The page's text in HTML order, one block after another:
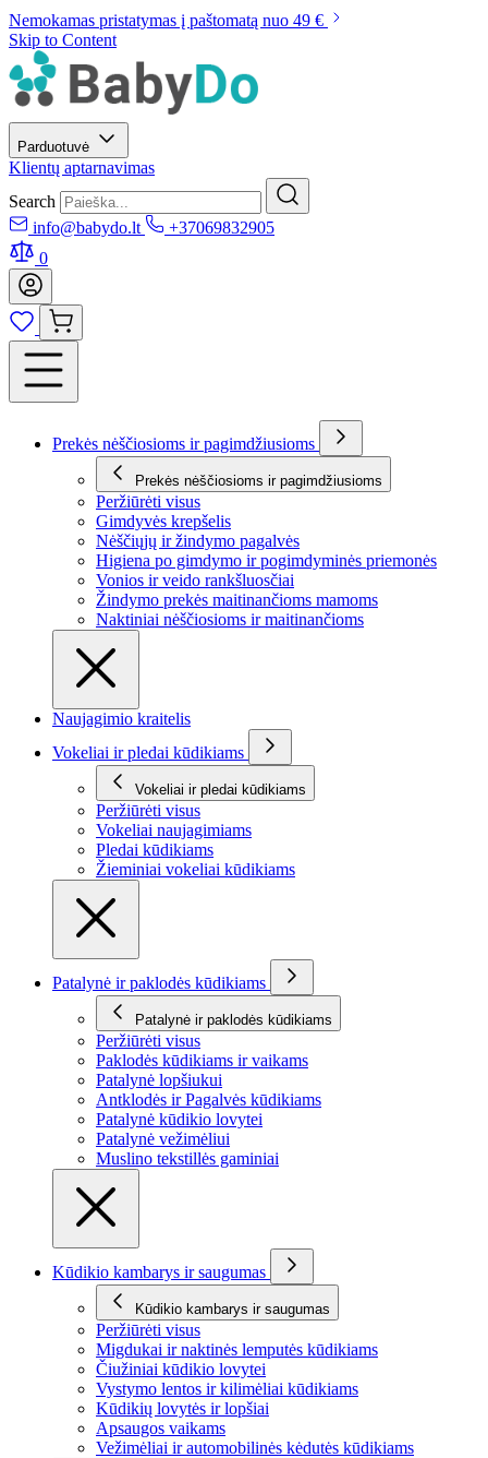
Nemokamas pristatymas į paštomatą nuo 49 €
Skip to Content
Parduotuvė
Klientų aptarnavimas
Search
info@babydo.lt
+37069832905
0
Prekės nėščiosioms ir pagimdžiusioms
Prekės nėščiosioms ir pagimdžiusioms
Peržiūrėti visus
Gimdyvės krepšelis
Nėščiųjų ir žindymo pagalvės
Higiena po gimdymo ir pogimdyminės priemonės
Vonios ir veido rankšluosčiai
Žindymo prekės maitinančioms mamoms
Naktiniai nėščiosioms ir maitinančioms
Naujagimio kraitelis
Vokeliai ir pledai kūdikiams
Vokeliai ir pledai kūdikiams
Peržiūrėti visus
Vokeliai naujagimiams
Pledai kūdikiams
Žieminiai vokeliai kūdikiams
Patalynė ir paklodės kūdikiams
Patalynė ir paklodės kūdikiams
Peržiūrėti visus
Paklodės kūdikiams ir vaikams
Patalynė lopšiukui
Antklodės ir Pagalvės kūdikiams
Patalynė kūdikio lovytei
Patalynė vežimėliui
Muslino tekstillės gaminiai
Kūdikio kambarys ir saugumas
Kūdikio kambarys ir saugumas
Peržiūrėti visus
Migdukai ir naktinės lemputės kūdikiams
Čiužiniai kūdikio lovytei
Vystymo lentos ir kilimėliai kūdikiams
Kūdikių lovytės ir lopšiai
Apsaugos vaikams
Vežimėliai ir automobilinės kėdutės kūdikiams